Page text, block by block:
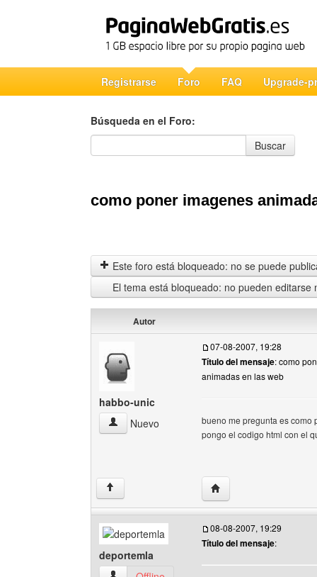
Registrarse Foro FAQ Upgrade-
Búsqueda en el Foro:
Búsqueda en el Foro
Buscar
como poner imagenes
Este foro está bloqueado: no se puede
El tema está bloqueado: no pueden editarse
Autor
habbo-unic
habbo-unic Ver perfil del usuario
Nuevo
07-08-2007, 19:28
Título del mensaje: como
animadas en las web
bueno me pregunta es como
pongo el codigo html con el
↑ Visitar sitio web del
deportemla
08-08-2007, 19:29
Título del mensaje: